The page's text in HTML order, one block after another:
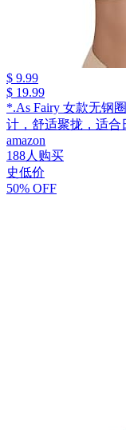
$ 9.99
$ 19.99
*.As Fairy 女款无钢
计，舒适聚拢，适合
amazon
188人购买
史低价
50% OFF